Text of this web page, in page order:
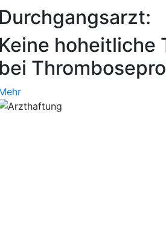
hoheitliche